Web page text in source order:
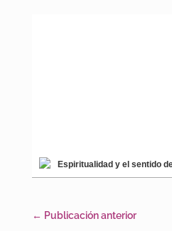
Espiritualidad y el sentido
← Publicación anterior